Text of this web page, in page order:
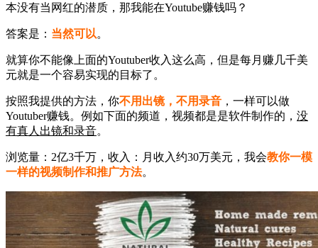
本没有当网红的潜质，那我能在Youtube赚钱吗？
答案是： 当然可以。
就算你不能像上面的Youtuber收入这么高，但是每月赚几千美
元就是一个容易实现的目标了。
按照我提供的方法，你不用出镜，不用录音 ，一样可以做
Youtuber赚钱。例如下面的频道，视频都是是软件制作的， 没
有真人出镜和录音。
浏览量：2亿3千万，收入：月收入约30万美元，我会教你一模
一样的视频制作和推广方法。